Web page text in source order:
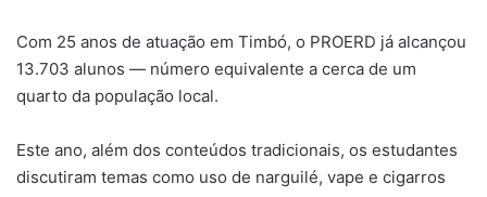
Com 25 anos de atuação em Timbó, o PROERD já alcançou
13.703 alunos — número equivalente a cerca de um
quarto da população local.
Este ano, além dos conteúdos tradicionais, os estudantes
discutiram temas como uso de narguilé, vape e cigarros